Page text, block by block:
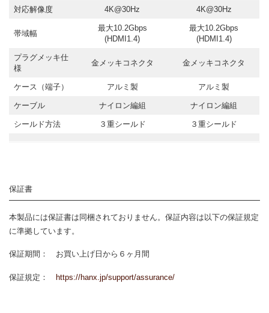
対応解像度 4K@30Hz 4K@30Hz
帯域幅
最大10.2Gbps
(HDMI1.4)
最大10.2Gbps
(HDMI1.4)
プラグメッキ仕
様
金メッキコネクタ 金メッキコネクタ
ケース（端子） アルミ製 アルミ製
ケーブル ナイロン編組 ナイロン編組
シールド方法 ３重シールド ３重シールド
保証書
本製品には保証書は同梱されておりません。保証内容は以下の保証規定
に準拠しています。
保証期間： お買い上げ日から６ヶ月間
保証規定： https://hanx.jp/support/assurance/